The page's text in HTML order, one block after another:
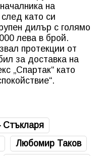
на
като си
дилър с голямо
лева в брой.
протекции от
за доставка на
„Спартак“ като
Стъкларя
Любомир Таков